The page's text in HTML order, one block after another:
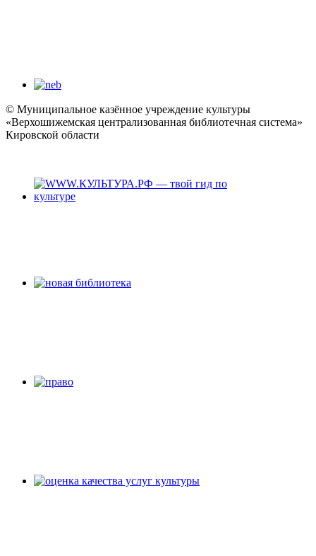
© Муниципальное казённое учреждение культуры
«Верхошижемская централизованная библиотечная система»
Кировской области